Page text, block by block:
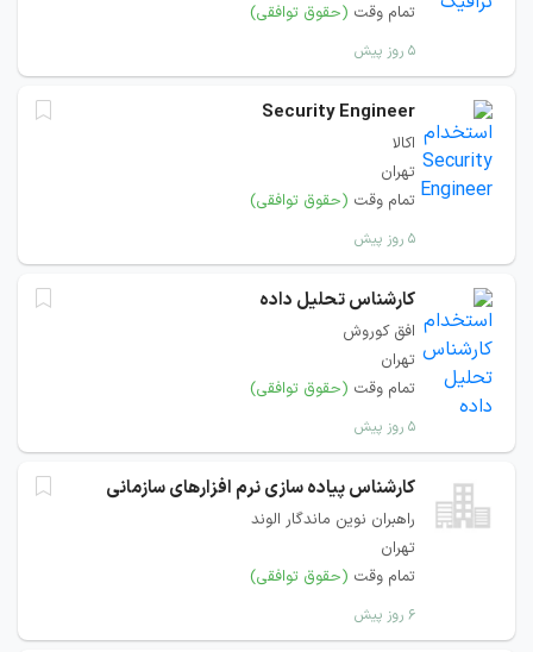
تمام وقت (حقوق توافقی)
۵ روز پیش
Security Engineer
اکالا
تهران
تمام وقت (حقوق توافقی)
۵ روز پیش
کارشناس تحلیل داده
افق کوروش
تهران
تمام وقت (حقوق توافقی)
۵ روز پیش
کارشناس پیاده سازی نرم افزارهای سازمانی
راهبران نوین ماندگار الوند
تهران
تمام وقت (حقوق توافقی)
۶ روز پیش